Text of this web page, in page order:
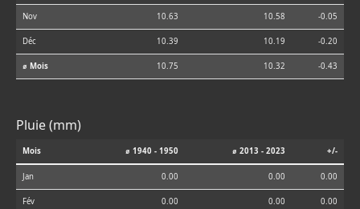
Nov 10.63 10.58 -0.05
Déc 10.39 10.19 -0.20
⌀ Mois 10.75 10.32 -0.43
Pluie (mm)
Mois ⌀ 1940 - 1950 ⌀ 2013 - 2023 +/-
Jan 0.00 0.00 0.00
Fév 0.00 0.00 0.00